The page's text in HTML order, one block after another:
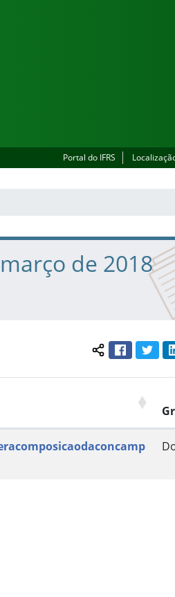
Portal do IFRS
de 2018
Compartilhar
Facebook